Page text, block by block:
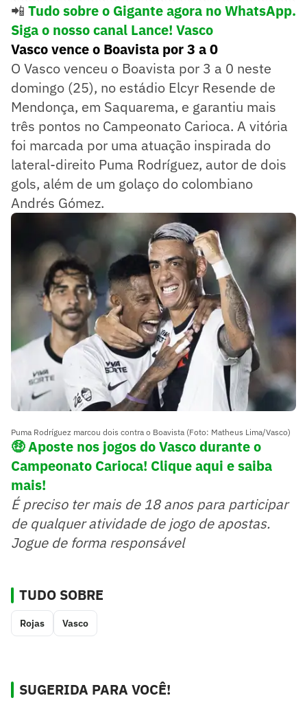
📲 Tudo sobre o Gigante agora no WhatsApp.
Siga o nosso canal Lance! Vasco
Vasco vence o Boavista por 3 a 0
O Vasco venceu o Boavista por 3 a 0 neste
domingo (25), no estádio Elcyr Resende de
Mendonça, em Saquarema, e garantiu mais
três pontos no Campeonato Carioca. A vitória
foi marcada por uma atuação inspirada do
lateral-direito Puma Rodríguez, autor de dois
gols, além de um golaço do colombiano
Andrés Gómez.
Puma Rodríguez marcou dois contra o Boavista (Foto: Matheus Lima/Vasco)
🤑 Aposte nos jogos do Vasco durante o
Campeonato Carioca! Clique aqui e saiba
mais!
É preciso ter mais de 18 anos para participar
de qualquer atividade de jogo de apostas.
Jogue de forma responsável
TUDO SOBRE
Rojas Vasco
SUGERIDA PARA VOCÊ!